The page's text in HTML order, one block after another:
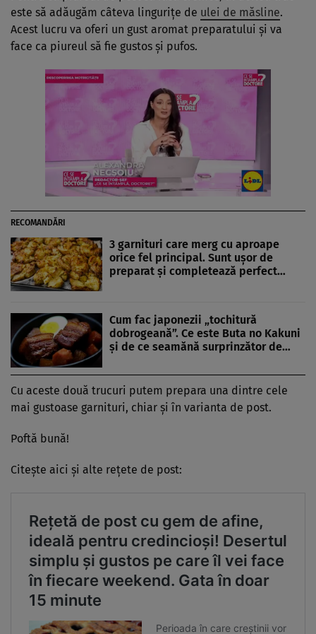
este să adăugăm câteva lingurițe de ulei de măsline.
Acest lucru va oferi un gust aromat preparatului și va
face ca piureul să fie gustos și pufos.
RECOMANDĂRI
3 garnituri care merg cu aproape
orice fel principal. Sunt ușor de
preparat și completează perfect…
Cum fac japonezii „tochitură
dobrogeană”. Ce este Buta no Kakuni
și de ce seamănă surprinzător de…
Cu aceste două trucuri putem prepara una dintre cele
mai gustoase garnituri, chiar și în varianta de post.
Poftă bună!
Citește aici și alte rețete de post: